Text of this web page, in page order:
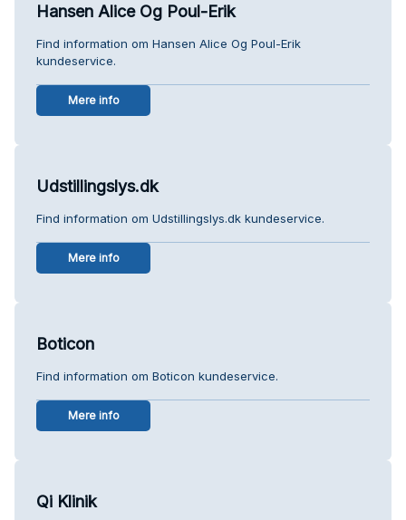
Hansen Alice Og Poul-Erik
Find information om Hansen Alice Og Poul-Erik
kundeservice.
Mere info
Udstillingslys.dk
Find information om Udstillingslys.dk kundeservice.
Mere info
Boticon
Find information om Boticon kundeservice.
Mere info
Qi Klinik